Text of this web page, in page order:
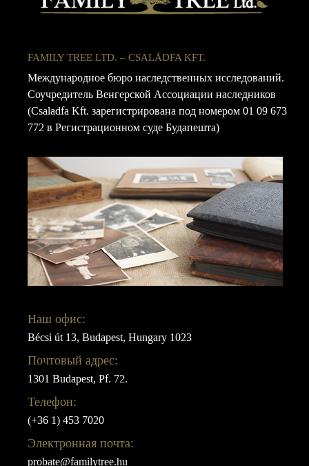
FAMILY TREE LTD. – CSALÁDFA KFT.
Международное бюро наследственных исследований.
Соучредитель Венгерской Ассоциации наследников
(Csaladfa Kft. зарегистрирована под номером 01 09 673
772 в Регистрационном суде Будапешта)
Наш офис:
Bécsi út 13, Budapest, Hungary 1023
Почтовый адрес:
1301 Budapest, Pf. 72.
Телефон:
(+36 1) 453 7020
Электронная почта:
probate@familytree.hu